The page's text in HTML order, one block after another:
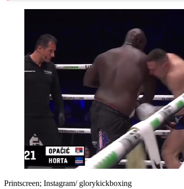
Printscreen; Instagram/ glorykickboxing